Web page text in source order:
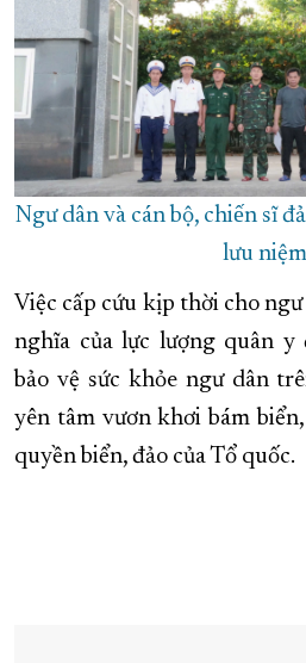
Ngư dân và cán bộ, chiến sĩ
lưu
Việc cấp cứu kịp thời cho
nghĩa của lực lượng quân y
bảo vệ sức khỏe ngư dân
yên tâm vươn khơi bám
quyền biển, đảo của Tổ quốc.